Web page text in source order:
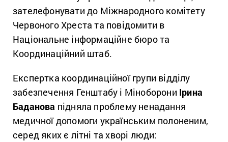
зателефонувати до Міжнародного комітету
Червоного Хреста та повідомити в
Національне інформаційне бюро та
Координаційний штаб.
Експертка координаційної групи відділу
забезпечення Генштабу і Міноборони Ірина
Баданова підняла проблему ненадання
медичної допомоги українським полоненим,
серед яких є літні та хворі люди: